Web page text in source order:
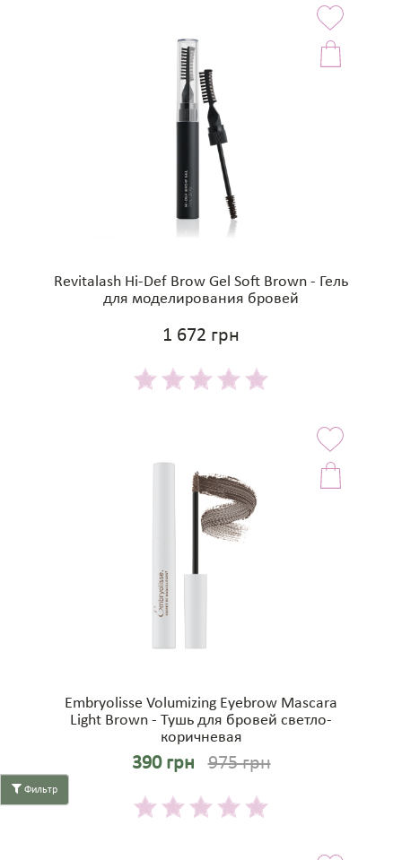
Revitalash Hi-Def Brow Gel Soft Brown - Гель
для моделирования бровей
1 672 грн
Embryolisse Volumizing Eyebrow Mascara
Light Brown - Тушь для бровей светло-
коричневая
390 грн 975 грн
Фильтр